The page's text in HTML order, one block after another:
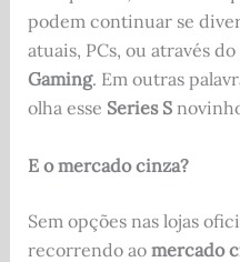
podem continuar se
atuais, PCs, ou através do
Gaming. Em outras
olha esse Series S
E o mercado cinza?
Sem opções nas lojas
recorrendo ao mercado